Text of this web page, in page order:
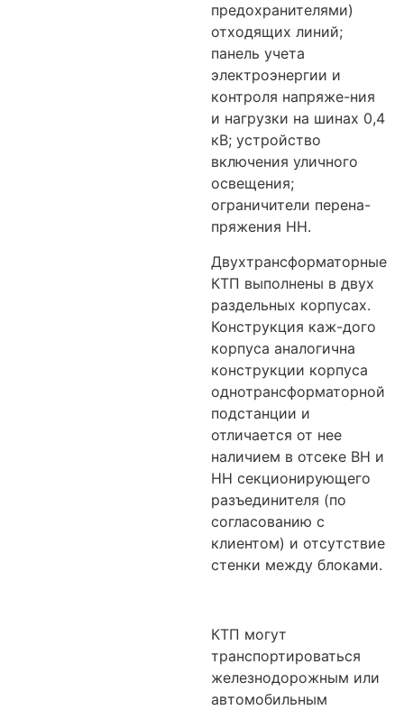
предохранителями)
отходящих линий;
панель учета
электроэнергии и
контроля напряже-ния
и нагрузки на шинах 0,4
кВ; устройство
включения уличного
освещения;
ограничители перена-
пряжения НН.
Двухтрансформаторные
КТП выполнены в двух
раздельных корпусах.
Конструкция каж-дого
корпуса аналогична
конструкции корпуса
однотрансформаторной
подстанции и
отличается от нее
наличием в отсеке ВН и
НН секционирующего
разъединителя (по
согласованию с
клиентом) и отсутствие
стенки между блоками.
КТП могут
транспортироваться
железнодорожным или
автомобильным